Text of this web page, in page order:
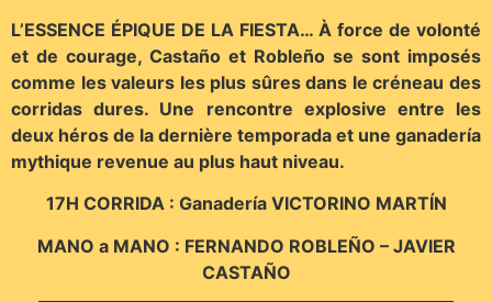
L’ESSENCE ÉPIQUE DE LA FIESTA… À force de volonté
et de courage, Castaño et Robleño se sont imposés
comme les valeurs les plus sûres dans le créneau des
corridas dures. Une rencontre explosive entre les
deux héros de la dernière temporada et une ganadería
mythique revenue au plus haut niveau.
17H CORRIDA : Ganadería VICTORINO MARTÍN
MANO a MANO : FERNANDO ROBLEÑO – JAVIER
CASTAÑO